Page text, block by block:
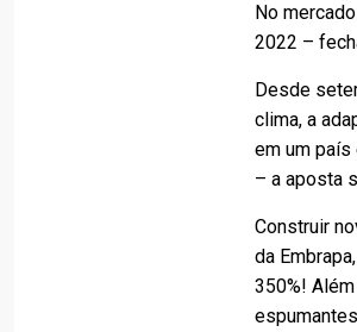
No
2022 –
Desde
clima, a
em um país
– a aposta
Construir
da
350%!